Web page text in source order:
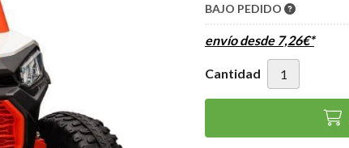
BAJO PEDIDO
envío desde 7,26€*
Cantidad